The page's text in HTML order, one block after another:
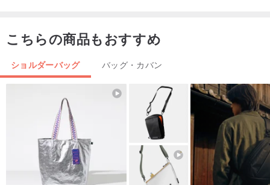
本まで）
-画面上に表示される商品は、色の差が生じる場合がありますので、
商品の色は実際の商品に基づいてください、色の違いを気にしない
でください。
返品・交換のお知らせ
jp.pinkoi.com/store/shockartspace?
こちらの商品もおすすめ
ショルダーバッグ バッグ・カバン